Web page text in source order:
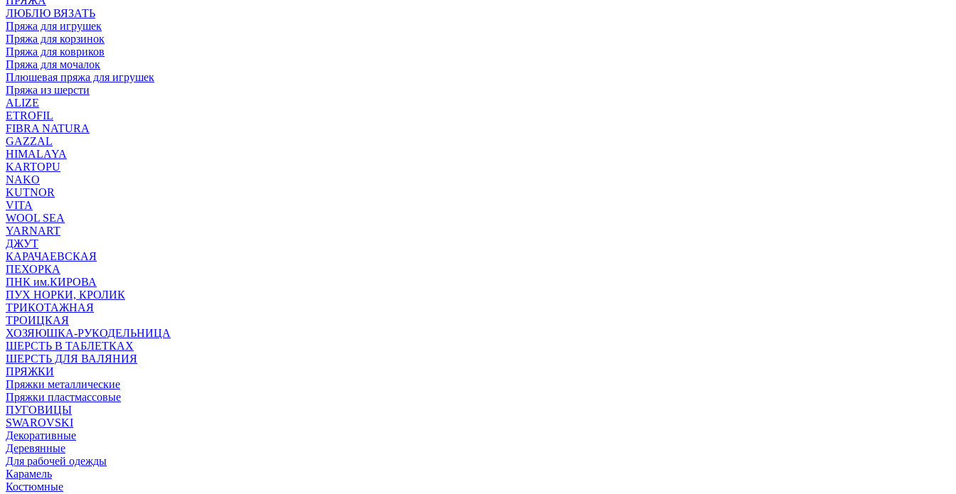
ЛЮБЛЮ ВЯЗАТЬ
Пряжа для игрушек
Пряжа для корзинок
Пряжа для ковриков
Пряжа для мочалок
Плюшевая пряжа для игрушек
Пряжа из шерсти
ALIZE
ETROFIL
FIBRA NATURA
GAZZAL
HIMALAYA
KARTOPU
NAKO
KUTNOR
VITA
WOOL SEA
YARNART
ДЖУТ
КАРАЧАЕВСКАЯ
ПЕХОРКА
ПНК им.КИРОВА
ПУХ НОРКИ, КРОЛИК
ТРИКОТАЖНАЯ
ТРОИЦКАЯ
ХОЗЯЮШКА-РУКОДЕЛЬНИЦА
ШЕРСТЬ В ТАБЛЕТКАХ
ШЕРСТЬ ДЛЯ ВАЛЯНИЯ
ПРЯЖКИ
Пряжки металлические
Пряжки пластмассовые
ПУГОВИЦЫ
SWAROVSKI
Декоративные
Деревянные
Для рабочей одежды
Карамель
Костюмные